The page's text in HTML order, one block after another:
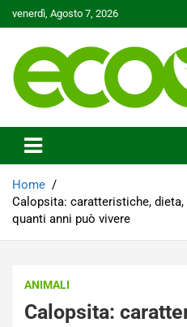
to
venerdì, Agosto 7, 2026
Ecoo.it
Home
Calopsita: caratteristiche,
quanti anni può vivere
ANIMALI
Calopsita: